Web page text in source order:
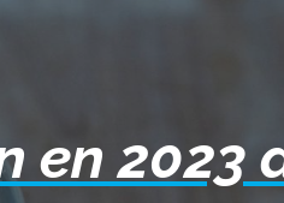
en 2023